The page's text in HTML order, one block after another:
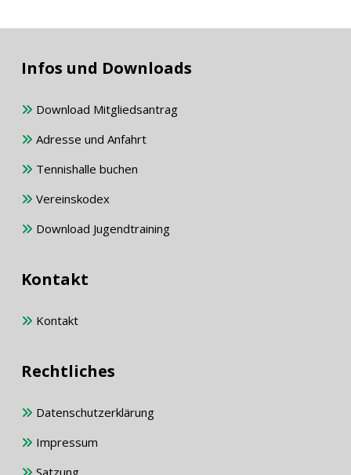
Infos und Downloads
Download Mitgliedsantrag
Adresse und Anfahrt
Tennishalle buchen
Vereinskodex
Download Jugendtraining
Kontakt
Kontakt
Rechtliches
Datenschutzerklärung
Impressum
Satzung